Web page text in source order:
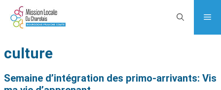
culture
Semaine d’intégration des primo-arrivants: Vis